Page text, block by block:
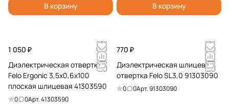
В корзину В корзину
1 050 ₽
Диэлектрическая отвертка
Felo Ergonic 3,5х0,6х100
плоская шлицевая 41303590
0 0Арт.41303590
770 ₽
Диэлектрическая шлицевая
отвертка Felo SL3,0 91303090
0 0Арт.91303090